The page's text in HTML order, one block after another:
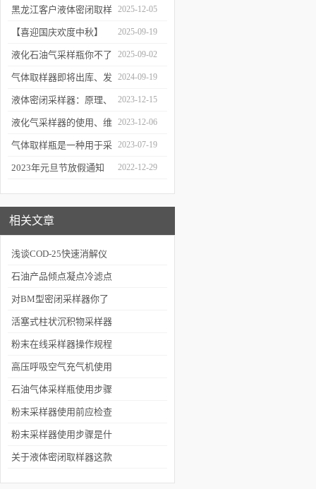
油水样？——石油类采水
器原理与使用
黑龙江客户液体密闭取样
器项目顺利交付
2025-12-05
【喜迎国庆欢度中秋】
2025年国庆中秋放假通知
2025-09-19
液化石油气采样瓶你不了
解的知识！
2025-09-02
气体取样器即将出库、发
货！
2024-09-19
液体密闭采样器：原理、
应用和优势
2023-12-15
液化气采样器的使用、维
护与优化
2023-12-06
气体取样瓶是一种用于采
集、贮存和分析气体样品
2023-07-19
2023年元旦节放假通知 2022-12-29
相关文章
浅谈COD-25快速消解仪
的五大特色
石油产品倾点凝点冷滤点
测定仪产品特性
对BM型密闭采样器你了
解吗？
活塞式柱状沉积物采样器
有哪些特点呢
粉末在线采样器操作规程
高压呼吸空气充气机使用
简介
石油气体采样瓶使用步骤
及注意事项
粉末采样器使用前应检查
是否清洁
粉末采样器使用步骤是什
么？需规避哪些隐患
关于液体密闭取样器这款